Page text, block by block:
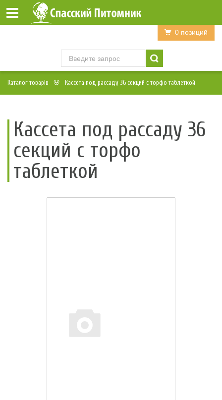
Войти Регистрация
0 позиций
Каталог товарів Кассета под рассаду 36 секций с торфо таблеткой
Кассета под рассаду 36
секций с торфо
таблеткой